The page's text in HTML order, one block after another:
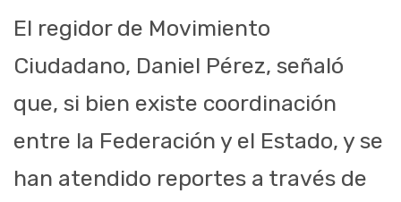
El regidor de Movimiento
Ciudadano, Daniel Pérez, señaló
que, si bien existe coordinación
entre la Federación y el Estado, y se
han atendido reportes a través de